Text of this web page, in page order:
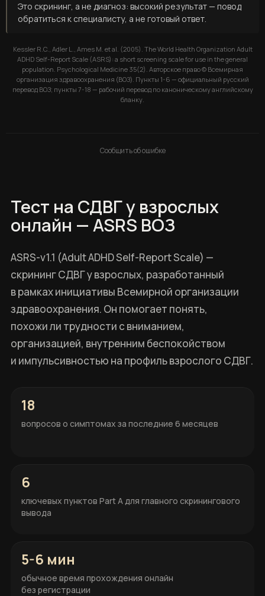
Это скрининг, а не диагноз: высокий результат — повод
обратиться к специалисту, а не готовый ответ.
Kessler R.C., Adler L., Ames M. et al. (2005). The World Health Organization Adult
ADHD Self-Report Scale (ASRS): a short screening scale for use in the general
population. Psychological Medicine 35(2). Авторское право © Всемирная
организация здравоохранения (ВОЗ). Пункты 1-6 — официальный русский
перевод ВОЗ; пункты 7-18 — рабочий перевод по каноническому английскому
бланку.
Сообщить об ошибке
Тест на СДВГ у взрослых
онлайн — ASRS ВОЗ
ASRS-v1.1 (Adult ADHD Self-Report Scale) —
скрининг СДВГ у взрослых, разработанный
в рамках инициативы Всемирной организации
здравоохранения. Он помогает понять,
похожи ли трудности с вниманием,
организацией, внутренним беспокойством
и импульсивностью на профиль взрослого СДВГ.
18
вопросов о симптомах за последние 6 месяцев
6
ключевых пунктов Part A для главного скринингового
вывода
5-6 мин
обычное время прохождения онлайн
без регистрации